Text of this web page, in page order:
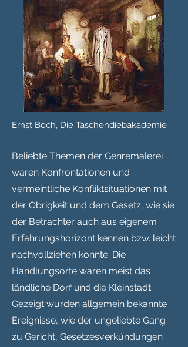
Ernst Boch, Die Taschendiebakademie
Beliebte Themen der Genremalerei
waren Konfrontationen und
vermeintliche Konfliktsituationen mit
der Obrigkeit und dem Gesetz, wie sie
der Betrachter auch aus eigenem
Erfahrungshorizont kennen bzw. leicht
nachvollziehen konnte. Die
Handlungsorte waren meist das
ländliche Dorf und die Kleinstadt.
Gezeigt wurden allgemein bekannte
Ereignisse, wie der ungeliebte Gang
zu Gericht, Gesetzesverkündungen